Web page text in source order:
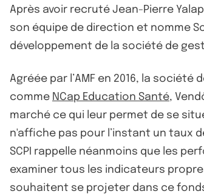
Après avoir recruté Jean-Pierre
son équipe de direction et nomme
développement de la société de
Agréée par l’AMF en 2016, la
comme NCap Education Santé,
marché ce qui leur permet de se
n'affiche pas pour l’instant un taux
SCPI rappelle néanmoins que les
examiner tous les indicateurs
souhaitent se projeter dans ce